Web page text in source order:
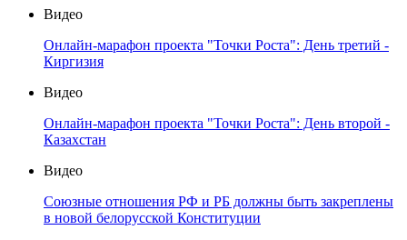
Видео
Онлайн-марафон проекта "Точки Роста": День третий -
Киргизия
Видео
Онлайн-марафон проекта "Точки Роста": День второй -
Казахстан
Видео
Союзные отношения РФ и РБ должны быть закреплены
в новой белорусской Конституции